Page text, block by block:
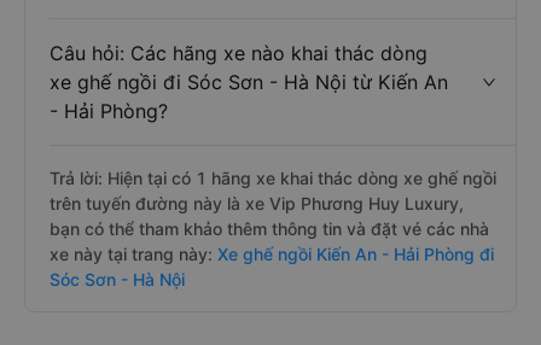
Câu hỏi: Các hãng xe nào khai thác dòng
xe ghế ngồi đi Sóc Sơn - Hà Nội từ Kiến An
- Hải Phòng?
Trả lời: Hiện tại có 1 hãng xe khai thác dòng xe ghế ngồi
trên tuyến đường này là xe Vip Phương Huy Luxury,
bạn có thể tham khảo thêm thông tin và đặt vé các nhà
xe này tại trang này: Xe ghế ngồi Kiến An - Hải Phòng đi
Sóc Sơn - Hà Nội